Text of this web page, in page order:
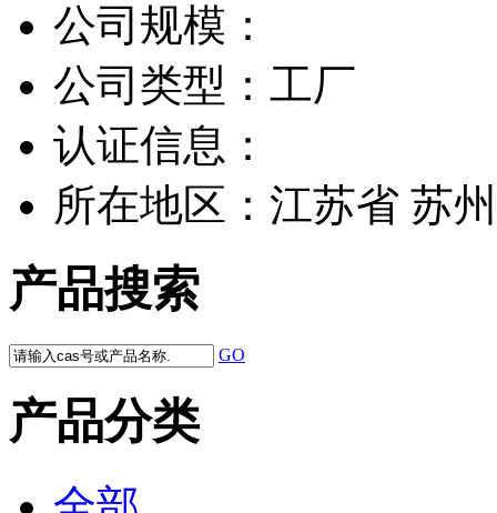
公司规模：
公司类型： 工厂
认证信息：
所在地区： 江苏省 苏州
产品搜索
GO
产品分类